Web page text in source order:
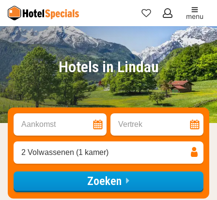
Mijn
favorieten
menu
Hotels in Lindau
Aankomst Vertrek
2 Volwassenen (1 kamer)
Zoeken